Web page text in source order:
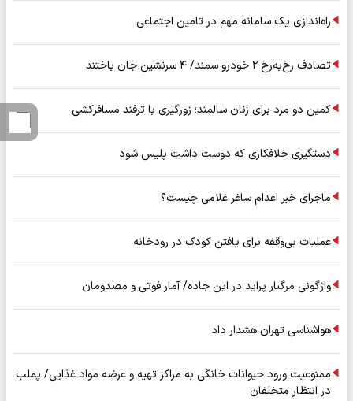
راه‌اندازی یک سامانه مهم در تامین اجتماعی
تصادف رخ‌به‌رخ ۲ خودرو سمند/ ۴ سرنشین جان باختند
کمین دو مرد برای زنان سالمند؛ زورگیری با ترفند مسافرکشی
دستگیری خلافکاری که دوست داشت پلیس شود
ماجرای خبر اعدام ساغر غلامی چیست؟
عملیات بی‌وقفه برای یافتن کودک در رودخانه
واژگونی مرگبار پراید در این جاده/ آمار فوتی و مصدومان
هواشناسی تهران هشدار داد
ممنوعیت ورود حیوانات خانگی به مراکز تهیه و عرضه مواد غذایی/ پملب
در انتظار متخلفان